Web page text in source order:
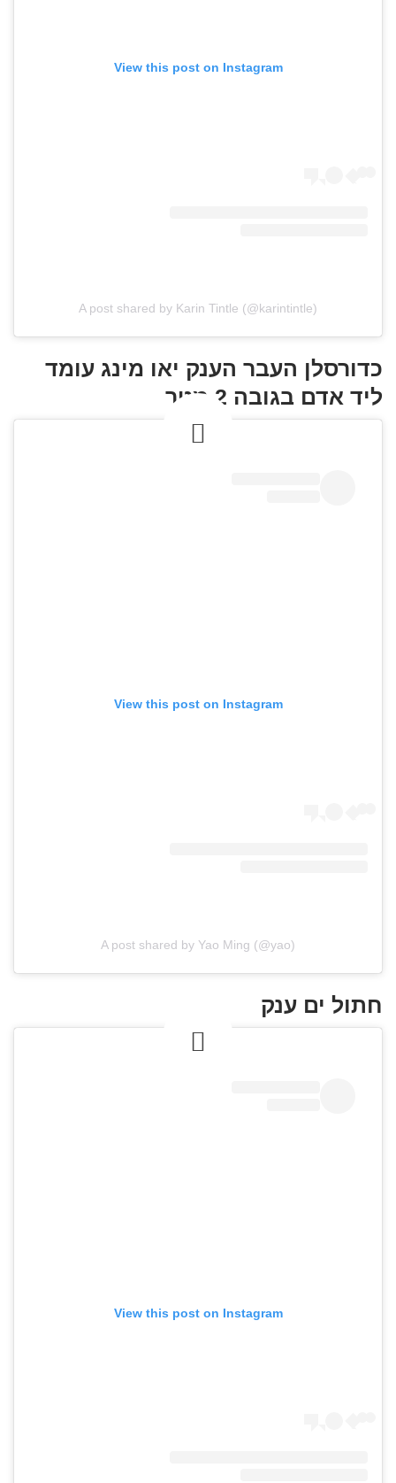
View this post on Instagram
A post shared by Karin Tintle (@karintintle)
כדורסלן העבר הענק יאו מינג עומד
ליד אדם בגובה 2 מטר
View this post on Instagram
A post shared by Yao Ming (@yao)
חתול ים ענק
View this post on Instagram